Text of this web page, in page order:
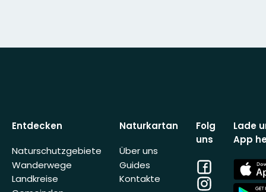
Entdecken
Naturschutzgebiete
Wanderwege
Landkreise
Naturkartan
Über uns
Guides
Kontakte
Folg
uns
Facebook
Instagram
Lade
App
App
Store
App